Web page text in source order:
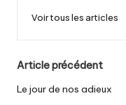
Voir tous les articles
Post
navigation
Article précédent
Le jour de nos adieux